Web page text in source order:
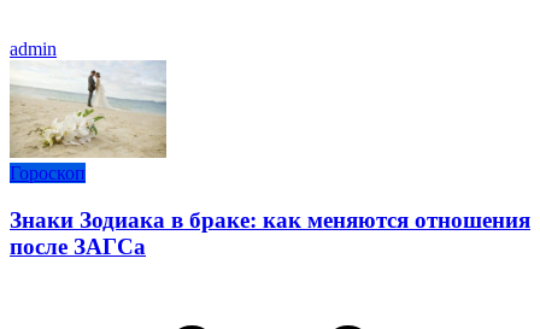
admin
Гороскоп
Знаки Зодиака в браке: как меняются отношения
после ЗАГСа